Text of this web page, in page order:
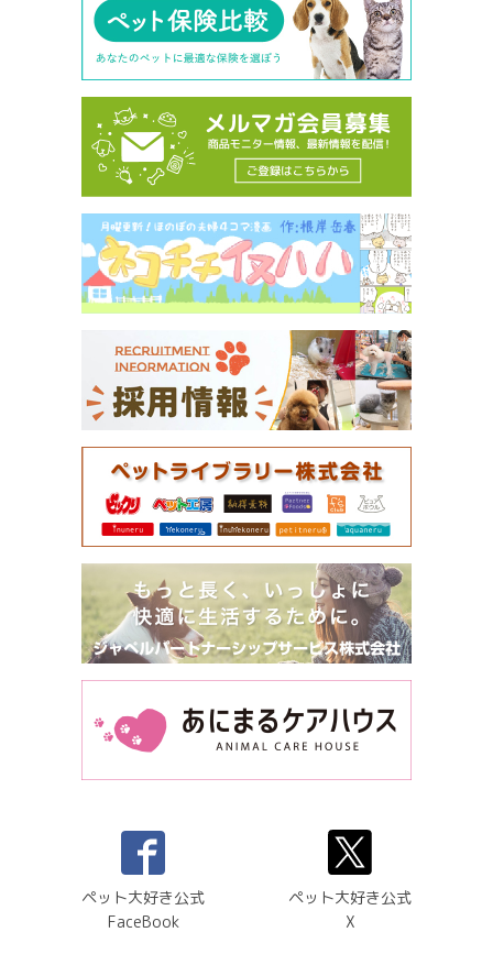
ペット大好き公式
FaceBook
ペット大好き公式
X